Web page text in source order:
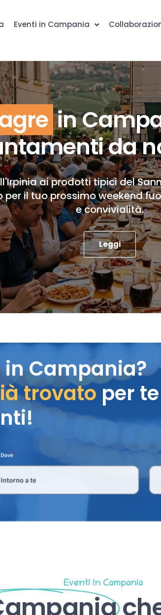
Eventi in Campania
in
da
ai prodotti tipici del
per il tuo prossimo weekend
e convivialità.
Leggi
in Campania?
trovato per te
Eventi in Campania